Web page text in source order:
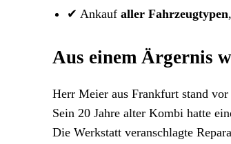
✔ Ankauf aller Fahrzeugtypen
Aus einem Ärgernis
Herr Meier aus Frankfurt stand
Sein 20 Jahre alter Kombi hatte
Die Werkstatt veranschlagte